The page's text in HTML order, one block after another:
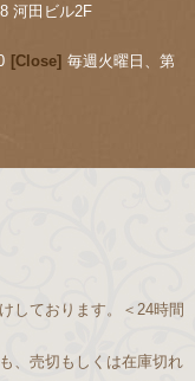
河田ビル2F
[Close] 毎週火曜日、第
しております。＜24時間
、売切もしくは在庫切れ